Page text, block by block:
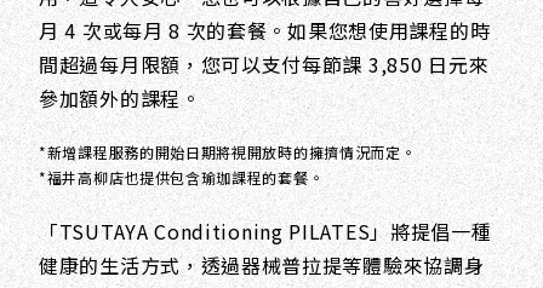
月 4 次或每月 8 次的套餐。如果您想使用課程的時
間超過每月限額，您可以支付每節課 3,850 日元來
參加額外的課程。
*新增課程服務的開始日期將視開放時的擁擠情況而定。
*福井高柳店也提供包含瑜珈課程的套餐。
「TSUTAYA Conditioning PILATES」將提倡一種
健康的生活方式，透過器械普拉提等體驗來協調身